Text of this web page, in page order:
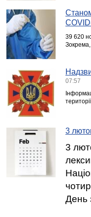
39 620
Зокрема,
07:57
3
3
День